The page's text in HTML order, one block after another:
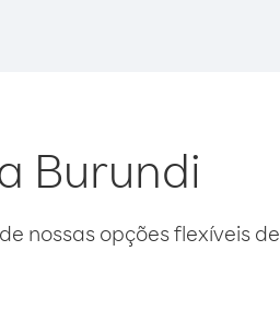
Burundi
nossas opções flexíveis de